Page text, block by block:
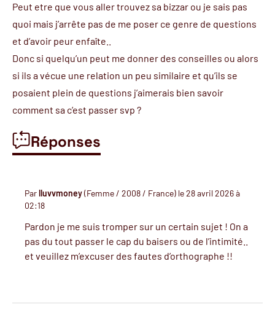
Peut etre que vous aller trouvez sa bizzar ou je sais pas
quoi mais j’arrête pas de me poser ce genre de questions
et d’avoir peur enfaîte..
Donc si quelqu’un peut me donner des conseilles ou alors
si ils a vécue une relation un peu similaire et qu’ils se
posaient plein de questions j’aimerais bien savoir
comment sa c’est passer svp ?
Réponses
Parlluvvmoney(Femme / 2008 / France) le 28 avril 2026 à
02:18
Pardon je me suis tromper sur un certain sujet ! On a
pas du tout passer le cap du baisers ou de l’intimité..
et veuillez m’excuser des fautes d’orthographe !!